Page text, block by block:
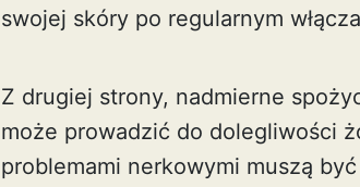
swojej skóry po regularnym
Z drugiej strony, nadmierne
może prowadzić do dolegliwości
problemami nerkowymi muszą